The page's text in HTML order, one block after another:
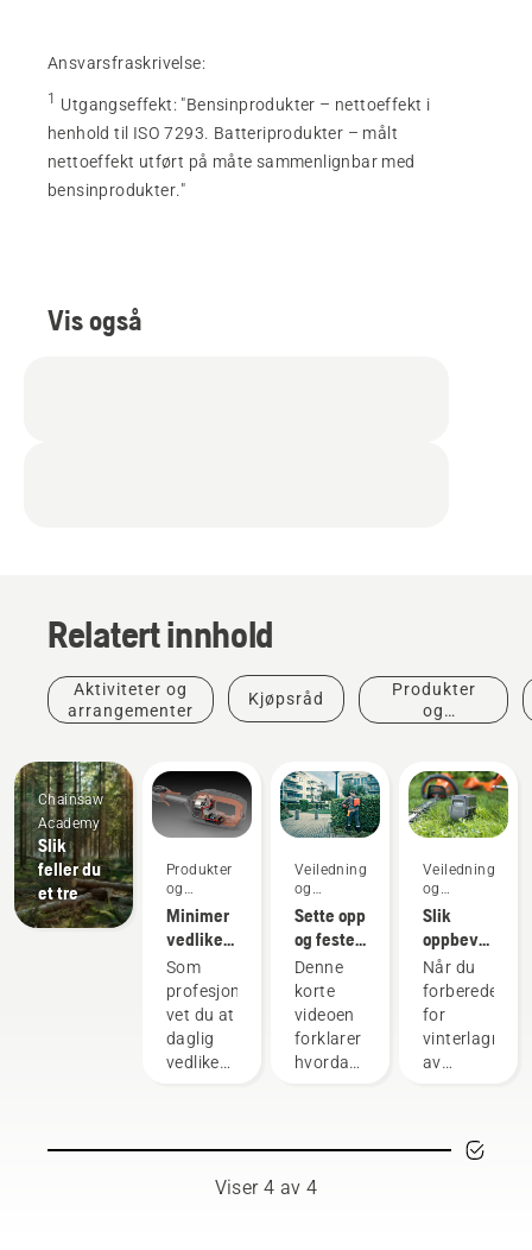
Ansvarsfraskrivelse:
1 Utgangseffekt: "Bensinprodukter – nettoeffekt i
henhold til ISO 7293. Batteriprodukter – målt
nettoeffekt utført på måte sammenlignbar med
bensinprodukter."
Vis også
Relatert innhold
Aktiviteter og
arrangementer
Kjøpsråd
Produkter
og
Chainsaw
Academy
Slik
feller du
et tre
Produkter
og
innovasjoner
Minimer
vedlikehold
av
motorisert
utstyr
med
batteriverktøy
Som
profesjonell
vet du at
daglig
vedlikehold
de
tidkrevende
Veiledninger
og
håndbøker
Sette opp
og feste
ryggsekkbatteriet
på riktig
måte
Denne
korte
videoen
forklarer
hvordan
ryggsekkbatteriet,
som
Veiledninger
og
håndbøker
Slik
oppbevarer
du
Husqvarna-
batteriet
over
vinteren
Når du
forbereder
for
vinterlagring
av
ting du
Viser 4 av 4